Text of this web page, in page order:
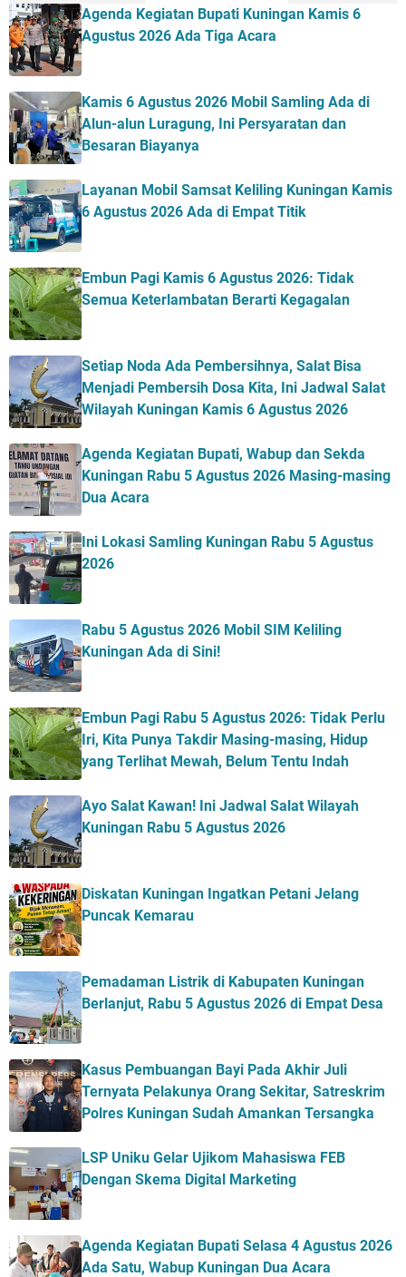
Agenda Kegiatan Bupati Kuningan Kamis 6
Agustus 2026 Ada Tiga Acara
Kamis 6 Agustus 2026 Mobil Samling Ada di
Alun-alun Luragung, Ini Persyaratan dan
Besaran Biayanya
Layanan Mobil Samsat Keliling Kuningan Kamis
6 Agustus 2026 Ada di Empat Titik
Embun Pagi Kamis 6 Agustus 2026: Tidak
Semua Keterlambatan Berarti Kegagalan
Setiap Noda Ada Pembersihnya, Salat Bisa
Menjadi Pembersih Dosa Kita, Ini Jadwal Salat
Wilayah Kuningan Kamis 6 Agustus 2026
Agenda Kegiatan Bupati, Wabup dan Sekda
Kuningan Rabu 5 Agustus 2026 Masing-masing
Dua Acara
Ini Lokasi Samling Kuningan Rabu 5 Agustus
2026
Rabu 5 Agustus 2026 Mobil SIM Keliling
Kuningan Ada di Sini!
Embun Pagi Rabu 5 Agustus 2026: Tidak Perlu
Iri, Kita Punya Takdir Masing-masing, Hidup
yang Terlihat Mewah, Belum Tentu Indah
Ayo Salat Kawan! Ini Jadwal Salat Wilayah
Kuningan Rabu 5 Agustus 2026
Diskatan Kuningan Ingatkan Petani Jelang
Puncak Kemarau
Pemadaman Listrik di Kabupaten Kuningan
Berlanjut, Rabu 5 Agustus 2026 di Empat Desa
Kasus Pembuangan Bayi Pada Akhir Juli
Ternyata Pelakunya Orang Sekitar, Satreskrim
Polres Kuningan Sudah Amankan Tersangka
LSP Uniku Gelar Ujikom Mahasiswa FEB
Dengan Skema Digital Marketing
Agenda Kegiatan Bupati Selasa 4 Agustus 2026
Ada Satu, Wabup Kuningan Dua Acara